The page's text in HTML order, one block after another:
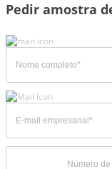
Pedir amostra